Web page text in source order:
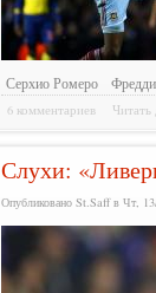
Серхио Ромеро
6 комментариев Читать
Слухи:
Опубликовано St.Saff в Чт,